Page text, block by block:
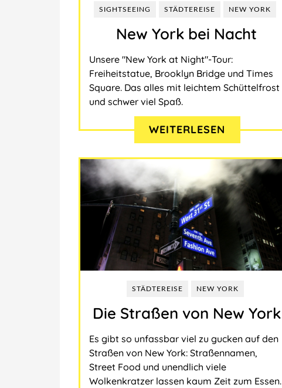
SIGHTSEEING STÄDTEREISE NEW YORK
New York bei Nacht
Unsere "New York at Night"-Tour:
Freiheitstatue, Brooklyn Bridge und Times
Square. Das alles mit leichtem Schüttelfrost
und schwer viel Spaß.
WEITERLESEN
STÄDTEREISE NEW YORK
Die Straßen von New York
Es gibt so unfassbar viel zu gucken auf den
Straßen von New York: Straßennamen,
Street Food und unendlich viele
Wolkenkratzer lassen kaum Zeit zum Essen.